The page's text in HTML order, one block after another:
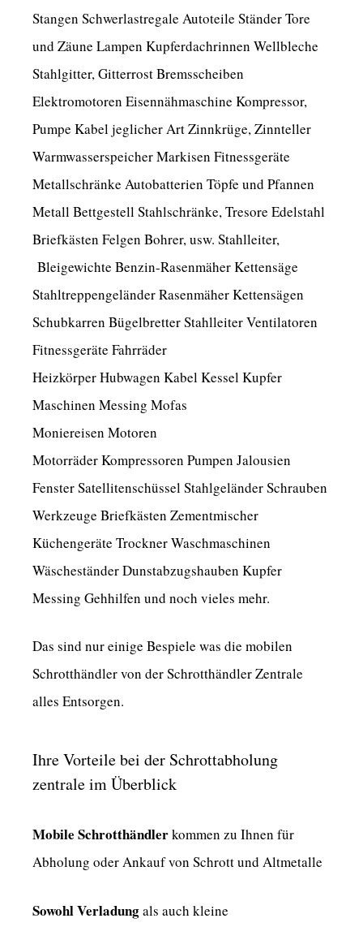
Stangen Schwerlastregale Autoteile Ständer Tore
und Zäune Lampen Kupferdachrinnen Wellbleche
Stahlgitter, Gitterrost Bremsscheiben
Elektromotoren Eisennähmaschine Kompressor,
Pumpe Kabel jeglicher Art Zinnkrüge, Zinnteller
Warmwasserspeicher Markisen Fitnessgeräte
Metallschränke Autobatterien Töpfe und Pfannen
Metall Bettgestell Stahlschränke, Tresore Edelstahl
Briefkästen Felgen Bohrer, usw. Stahlleiter,
Bleigewichte Benzin-Rasenmäher Kettensäge
Stahltreppengeländer Rasenmäher Kettensägen
Schubkarren Bügelbretter Stahlleiter Ventilatoren
Fitnessgeräte Fahrräder
Heizkörper Hubwagen Kabel Kessel Kupfer
Maschinen Messing Mofas
Moniereisen Motoren
Motorräder Kompressoren Pumpen Jalousien
Fenster Satellitenschüssel Stahlgeländer Schrauben
Werkzeuge Briefkästen Zementmischer
Küchengeräte Trockner Waschmaschinen
Wäscheständer Dunstabzugshauben Kupfer
Messing Gehhilfen und noch vieles mehr.
Das sind nur einige Bespiele was die mobilen
Schrotthändler von der Schrotthändler Zentrale
alles Entsorgen.
Ihre Vorteile bei der Schrottabholung
zentrale im Überblick
Mobile Schrotthändlerkommen zu Ihnen für
Abholung oder Ankauf von Schrott und Altmetalle
Sowohl Verladungals auch kleine